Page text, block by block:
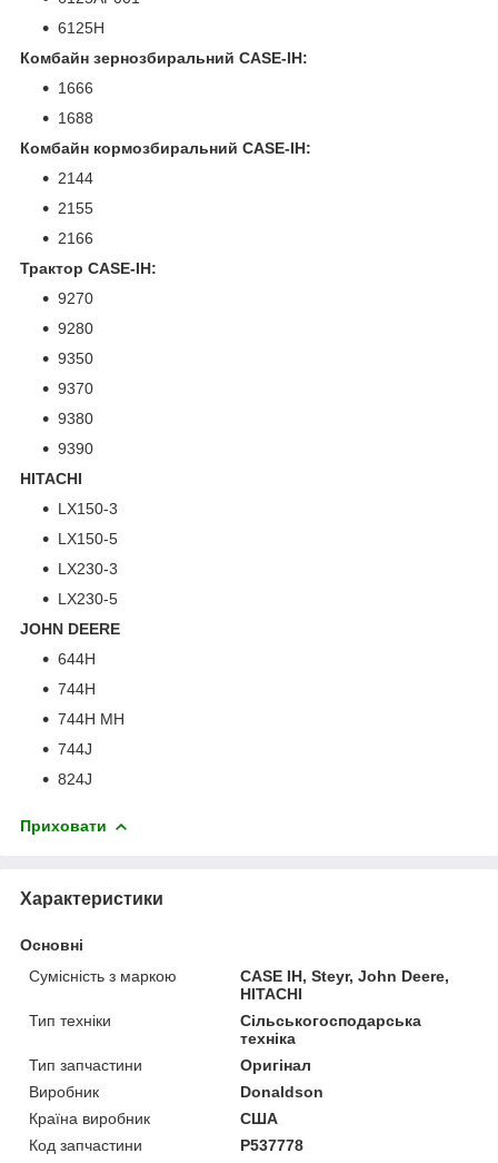
6125H
Комбайн зернозбиральний CASE-IH:
1666
1688
Комбайн кормозбиральний CASE-IH:
2144
2155
2166
Трактор CASE-IH:
9270
9280
9350
9370
9380
9390
HITACHI
LX150-3
LX150-5
LX230-3
LX230-5
JOHN DEERE
644H
744H
744H MH
744J
824J
Приховати
Характеристики
Основні
Сумісність з маркою
CASE IH, Steyr, John Deere,
HITACHI
Тип техніки
Сільськогосподарська
техніка
Тип запчастини
Оригінал
Виробник
Donaldson
Країна виробник
США
Код запчастини
P537778